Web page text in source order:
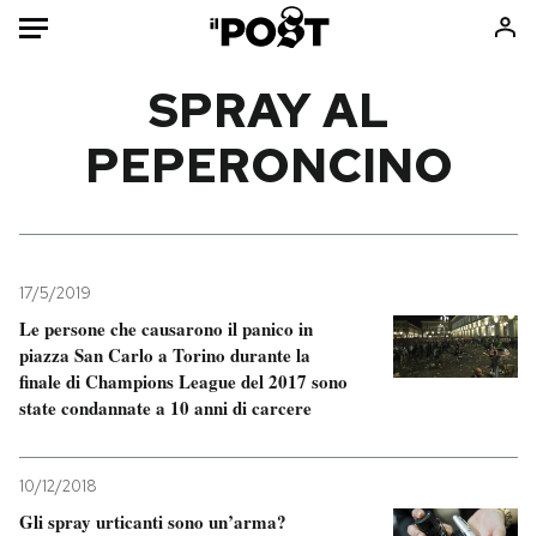
HOME
Mondo
Tecnologia
Internet
Scienza
Cultura
Sport
Libri
Ok Boomer!
Media
Europa
SPRAY AL
PEPERONCINO
17/5/2019
Le persone che causarono il panico in
piazza San Carlo a Torino durante la
finale di Champions League del 2017 sono
state condannate a 10 anni di carcere
10/12/2018
Gli spray urticanti sono un’arma?